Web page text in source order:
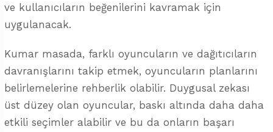
ve kullanıcıların beğenilerini kavramak için
uygulanacak.
Kumar masada, farklı oyuncuların ve dağıtıcıların
davranışlarını takip etmek, oyuncuların planlarını
belirlemelerine rehberlik olabilir. Duygusal zekası
üst düzey olan oyuncular, baskı altında daha daha
etkili seçimler alabilir ve bu da onların başarı